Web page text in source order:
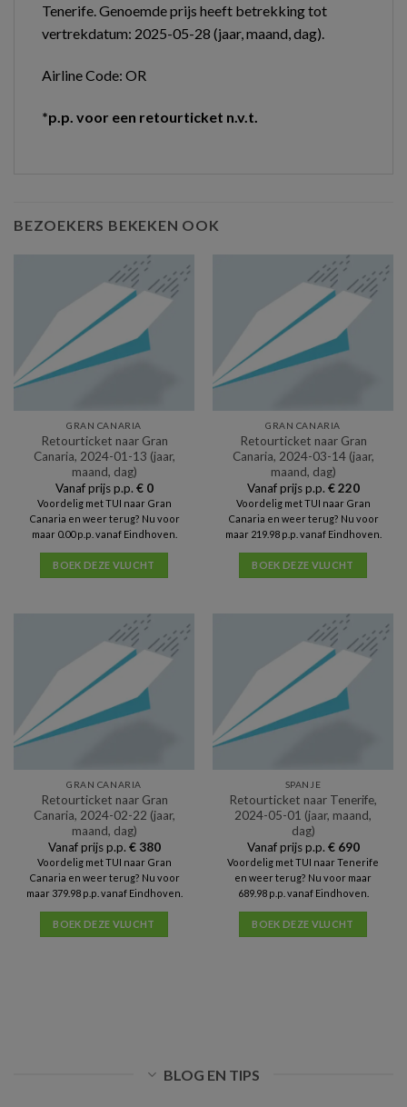
Tenerife. Genoemde prijs heeft betrekking tot
vertrekdatum: 2025-05-28 (jaar, maand, dag).
Airline Code: OR
*p.p. voor een retourticket n.v.t.
BEZOEKERS BEKEKEN OOK
GRAN CANARIA
Retourticket naar Gran
Canaria, 2024-01-13 (jaar,
maand, dag)
Vanaf prijs p.p. €0
Voordelig met TUI naar Gran
Canaria en weer terug? Nu voor
maar 0.00 p.p. vanaf Eindhoven.
BOEK DEZE VLUCHT
GRAN CANARIA
Retourticket naar Gran
Canaria, 2024-03-14 (jaar,
maand, dag)
Vanaf prijs p.p. €220
Voordelig met TUI naar Gran
Canaria en weer terug? Nu voor
maar 219.98 p.p. vanaf Eindhoven.
BOEK DEZE VLUCHT
GRAN CANARIA
Retourticket naar Gran
Canaria, 2024-02-22 (jaar,
maand, dag)
Vanaf prijs p.p. €380
Voordelig met TUI naar Gran
Canaria en weer terug? Nu voor
maar 379.98 p.p. vanaf Eindhoven.
BOEK DEZE VLUCHT
SPANJE
Retourticket naar Tenerife,
2024-05-01 (jaar, maand,
dag)
Vanaf prijs p.p. €690
Voordelig met TUI naar Tenerife
en weer terug? Nu voor maar
689.98 p.p. vanaf Eindhoven.
BOEK DEZE VLUCHT
BLOG EN TIPS